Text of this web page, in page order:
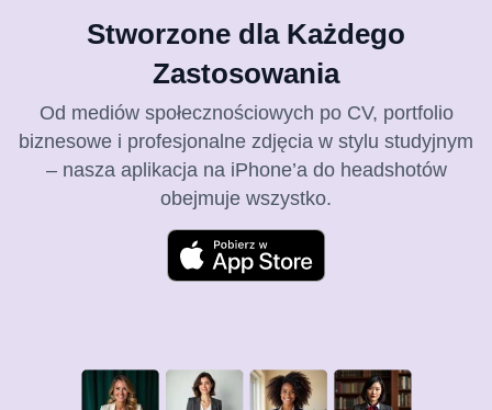
Stworzone dla Każdego
Zastosowania
Od mediów społecznościowych po CV, portfolio
biznesowe i profesjonalne zdjęcia w stylu studyjnym
– nasza aplikacja na iPhone’a do headshotów
obejmuje wszystko.